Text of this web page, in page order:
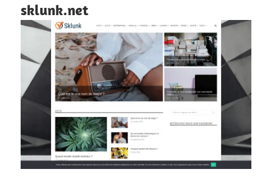
sklunk.net